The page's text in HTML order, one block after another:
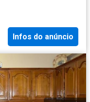
Infos do anúncio